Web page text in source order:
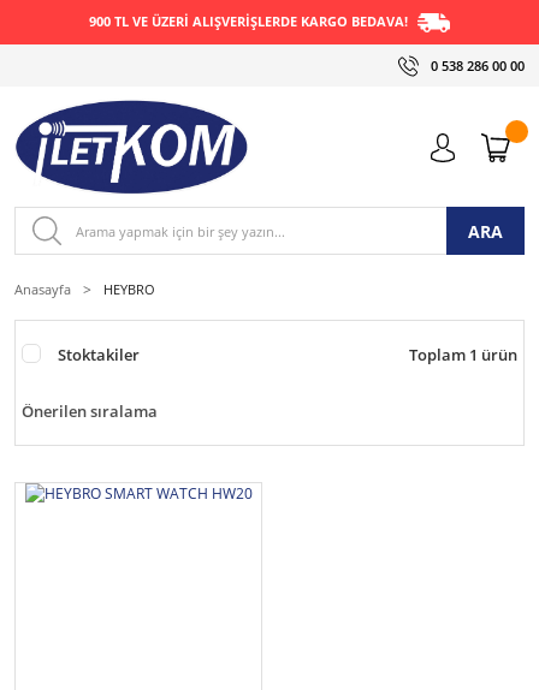
900 TL VE ÜZERİ ALIŞVERİŞLERDE KARGO BEDAVA!
0 538 286 00 00
ARA
Anasayfa HEYBRO
Stoktakiler Toplam 1 ürün